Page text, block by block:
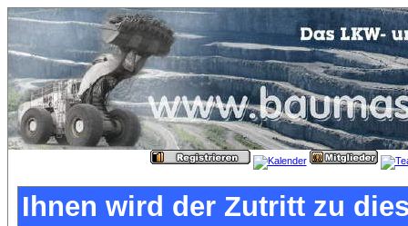
Ihnen wird der Zutritt zu